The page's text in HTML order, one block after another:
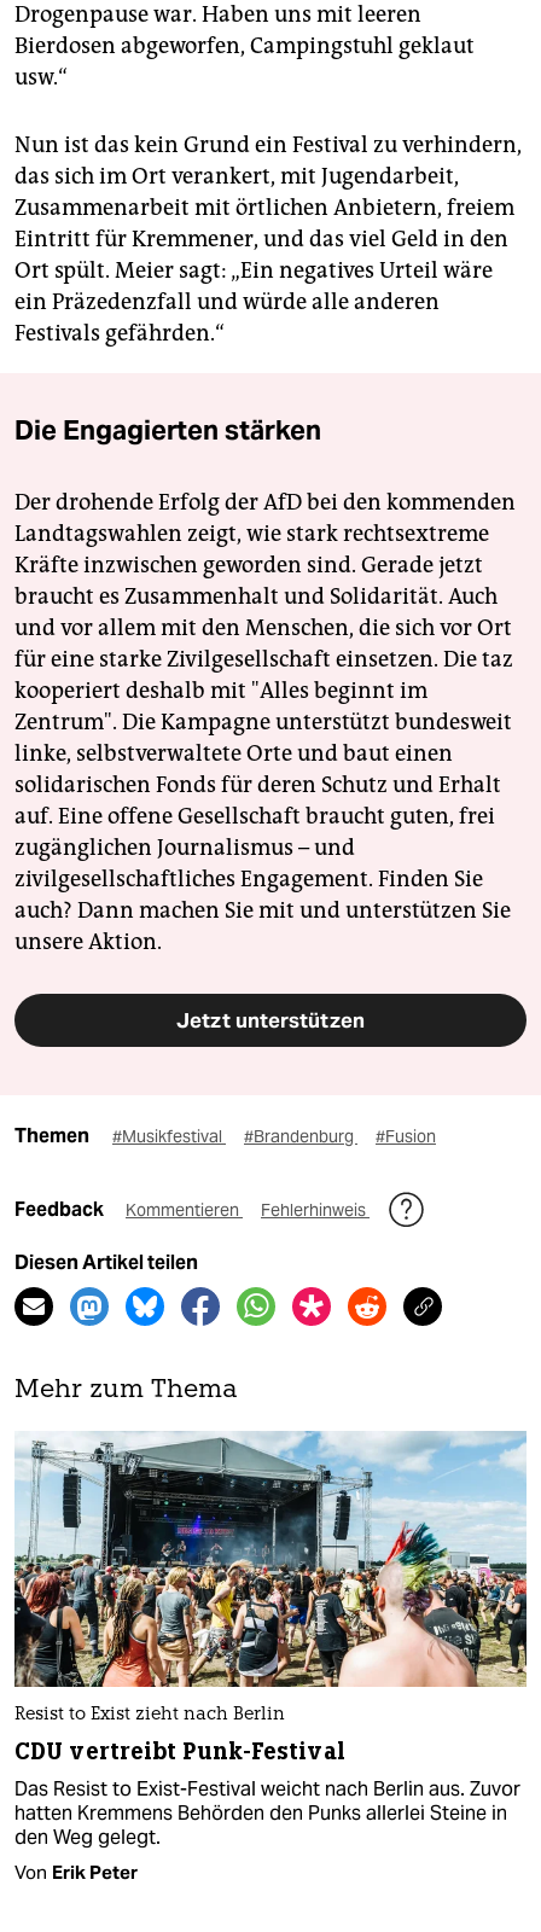
Drogenpause war. Haben uns mit leeren
Bierdosen abgeworfen, Campingstuhl geklaut
usw.“
Nun ist das kein Grund ein Festival zu verhindern,
das sich im Ort verankert, mit Jugendarbeit,
Zusammenarbeit mit örtlichen Anbietern, freiem
Eintritt für Kremmener, und das viel Geld in den
Ort spült. Meier sagt: „Ein negatives Urteil wäre
ein Präzedenzfall und würde alle anderen
Festivals gefährden.“
Die Engagierten stärken
Der drohende Erfolg der AfD bei den kommenden
Landtagswahlen zeigt, wie stark rechtsextreme
Kräfte inzwischen geworden sind. Gerade jetzt
braucht es Zusammenhalt und Solidarität. Auch
und vor allem mit den Menschen, die sich vor Ort
für eine starke Zivilgesellschaft einsetzen. Die taz
kooperiert deshalb mit "Alles beginnt im
Zentrum". Die Kampagne unterstützt bundesweit
linke, selbstverwaltete Orte und baut einen
solidarischen Fonds für deren Schutz und Erhalt
auf. Eine offene Gesellschaft braucht guten, frei
zugänglichen Journalismus – und
zivilgesellschaftliches Engagement. Finden Sie
auch? Dann machen Sie mit und unterstützen Sie
unsere Aktion.
Jetzt unterstützen
Themen #Musikfestival #Brandenburg #Fusion
Feedback Kommentieren Fehlerhinweis
Diesen Artikel teilen
Mehr zum Thema
Resist to Exist zieht nach Berlin
CDU vertreibt Punk-Festival
Das Resist to Exist-Festival weicht nach Berlin aus. Zuvor
hatten Kremmens Behörden den Punks allerlei Steine in
den Weg gelegt.
Von Erik Peter